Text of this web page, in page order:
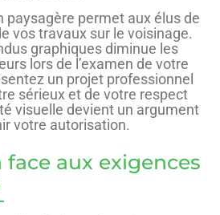
paysagère permet aux élus de
vos travaux sur le voisinage.
graphiques diminue les
lors de l’examen de votre
un projet professionnel
sérieux et de votre respect
visuelle devient un argument
votre autorisation.
aux exigences